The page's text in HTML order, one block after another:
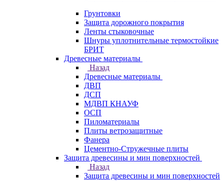
Грунтовки
Защита дорожного покрытия
Ленты стыковочные
Шнуры уплотнительные термостойкие
БРИТ
Древесные материалы
Назад
Древесные материалы
ДВП
ДСП
МДВП КНАУФ
ОСП
Пиломатериалы
Плиты ветрозащитные
Фанера
Цементно-Стружечные плиты
Защита древесины и мин поверхностей
Назад
Защита древесины и мин поверхностей